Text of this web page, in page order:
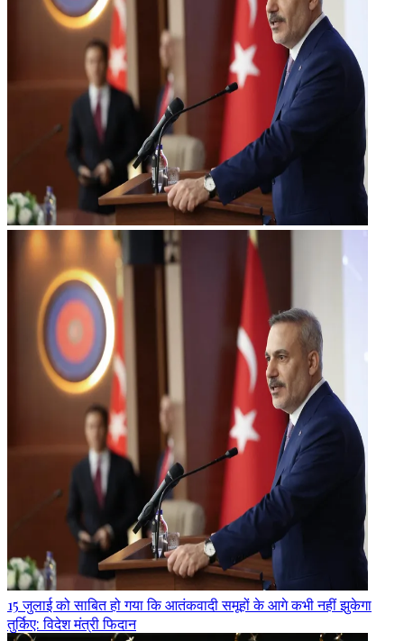
15 जुलाई को साबित हो गया कि आतंकवादी समूहों के आगे कभी नहीं झुकेगा
तुर्किए: विदेश मंत्री फिदान